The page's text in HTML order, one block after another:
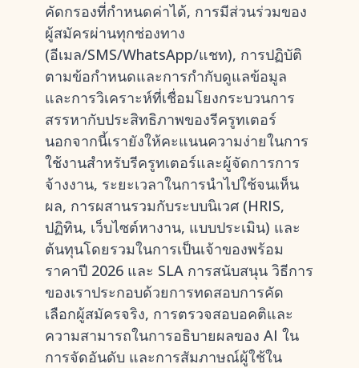
คัดกรองที่กำหนดค่าได้, การมีส่วนร่วมของ
ผู้สมัครผ่านทุกช่องทาง
(อีเมล/SMS/WhatsApp/แชท), การปฏิบัติ
ตามข้อกำหนดและการกำกับดูแลข้อมูล
และการวิเคราะห์ที่เชื่อมโยงกระบวนการ
สรรหากับประสิทธิภาพของรีครูทเตอร์
นอกจากนี้เรายังให้คะแนนความง่ายในการ
ใช้งานสำหรับรีครูทเตอร์และผู้จัดการการ
จ้างงาน, ระยะเวลาในการนำไปใช้จนเห็น
ผล, การผสานรวมกับระบบนิเวศ (HRIS,
ปฏิทิน, เว็บไซต์หางาน, แบบประเมิน) และ
ต้นทุนโดยรวมในการเป็นเจ้าของพร้อม
ราคาปี 2026 และ SLA การสนับสนุน วิธีการ
ของเราประกอบด้วยการทดสอบการคัด
เลือกผู้สมัครจริง, การตรวจสอบอคติและ
ความสามารถในการอธิบายผลของ AI ใน
การจัดอันดับ และการสัมภาษณ์ผู้ใช้ใน